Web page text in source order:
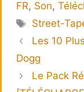
FR, Son,
Étiquettes
Street-
Les 10
Dogg
Le Pack